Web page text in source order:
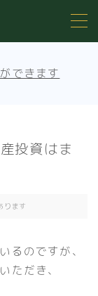
できます
投資はま
ります
るのですが、
ただき、